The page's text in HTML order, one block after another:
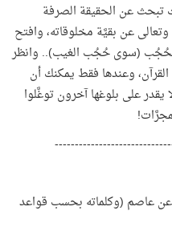
تبحث عن الحقيقة الصرفة
عن بقيَّة مخلوقاته، وافتح
(سوى حُجُب الغيب).. وانظر
وعندها فقط يمكنك أن
على بلوغها آخرون توغَّلوا
عاصم (وكلماته بحسب قواعد